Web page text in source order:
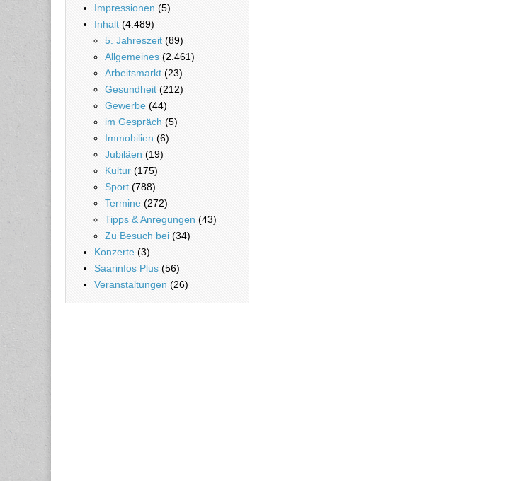
Impressionen (5)
Inhalt (4.489)
5. Jahreszeit (89)
Allgemeines (2.461)
Arbeitsmarkt (23)
Gesundheit (212)
Gewerbe (44)
im Gespräch (5)
Immobilien (6)
Jubiläen (19)
Kultur (175)
Sport (788)
Termine (272)
Tipps & Anregungen (43)
Zu Besuch bei (34)
Konzerte (3)
Saarinfos Plus (56)
Veranstaltungen (26)